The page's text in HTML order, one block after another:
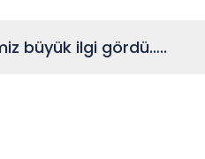
büyük ilgi gördü…..